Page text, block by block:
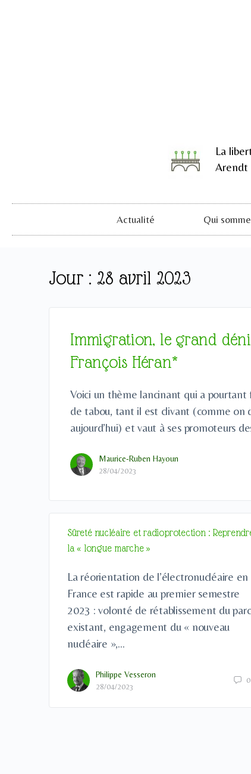
La
Arendt
Actualité Qui
Jour : 28 avril 2023
Immigration, le grand
François Héran*
Voici un thème lancinant qui a
de tabou, tant il est clivant (comme on
aujourd’hui) et vaut à ses promoteurs
Maurice-Ruben Hayoun
28/04/2023
Sûreté nucléaire et radioprotection :
la « longue marche »
La réorientation de l’électronucléaire en
France est rapide au premier semestre
2023 : volonté de rétablissement du parc
existant, engagement du « nouveau
nucléaire »,…
Philippe Vesseron
28/04/2023
0